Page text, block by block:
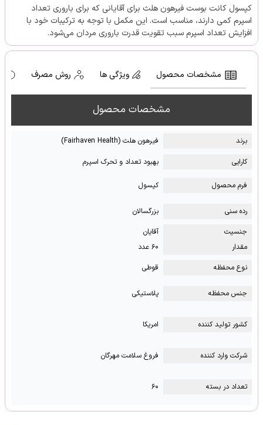
کپسول کانت بوست فیرهون هلث برای آقایانی که برای باروری تعداد
اسپرم کمی دارند، مناسب است. این مکمل با توجه به ترکیبات خود با
افزایش تعداد اسپرم سبب تقویت قدرت باروری مردان می‌شود.
مشخصات محصول ویژگی ها روش مصرف
مشخصات محصول
برند
فیرهون هلث (Fairhaven Health)
کارایی
بهبود تعداد و تحرک اسپرم
فرم محصول کپسول
رده سنی
بزرگسالان
جنسیت
آقایان
مقدار
۶۰ عدد
نوع محفظه
قوطی
جنس محفظه پلاستیکی
کشور تولید کننده امریکا
شرکت وارد کننده فروغ سلامت مهرگان
تعداد در بسته ۶۰